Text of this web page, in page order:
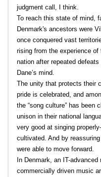
judgment call, I think.
To reach this state of mind,
Denmark's ancestors were
once conquered vast
rising from the experience of
nation after repeated
Dane’s mind.
The unity that protects their
pride is celebrated, and
the “song culture” has been
unison in their national
very good at singing
cultivated. And by
were able to move forward.
In Denmark, an IT-
commercially driven music